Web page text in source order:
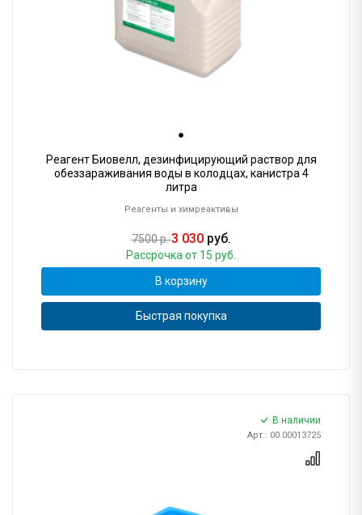
Реагент Биовелл, дезинфицирующий раствор для
обеззараживания воды в колодцах, канистра 4
литра
Реагенты и химреактивы
7500 р.3 030руб.
Рассрочка от 15 руб.
В корзину
Быстрая покупка
В наличии
Арт.: 00.00013725